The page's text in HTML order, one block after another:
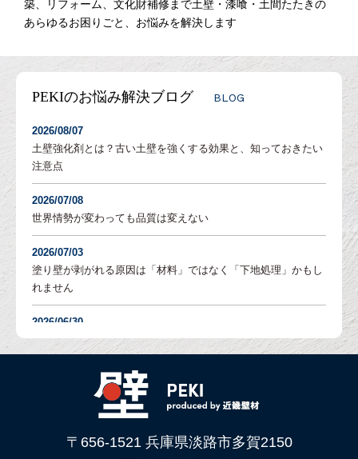
築、リフォーム、文化財補修まで土壁・漆喰・土間たたきの
あらゆるお困りごと、お悩みを解決します
PEKIのお悩み解決ブログ BLOG
2026/08/07
土壁強化剤とは？古い土壁を強くする効果と、知っておきたい
注意点
2026/07/08
世界情勢が変わっても品質は変えない
2026/07/03
塗り壁が剥がれる原因は「材料」ではなく「下地処理」かもし
れません
2026/06/30
塗り壁の「吸水調整」とは？DIYでも失敗しないための重要な
下地処理を解説
「土壁」と「漆喰」 仕上がり表情はどんな違いがある？
2026/05/29〒656-1521 兵庫県淡路市多賀2150